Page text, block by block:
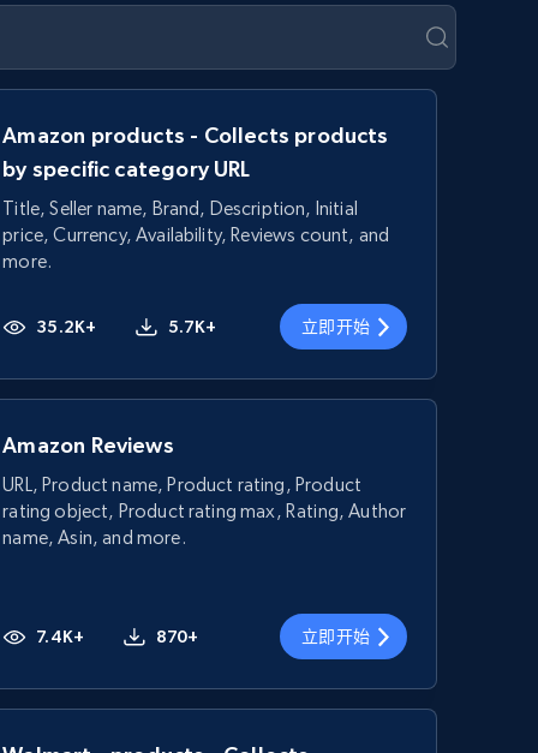
Amazon products - Collects products
by specific category URL
Title, Seller name, Brand, Description, Initial
price, Currency, Availability, Reviews count, and
more.
35.2K+ 5.7K+ 立即开始
Amazon Reviews
URL, Product name, Product rating, Product
rating object, Product rating max, Rating, Author
name, Asin, and more.
7.4K+ 870+ 立即开始